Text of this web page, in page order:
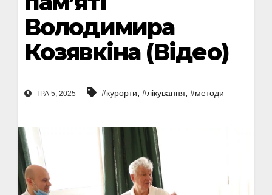
Володимира
Козявкіна (Відео)
ТРА 5, 2025 #курорти, #лікування, #методи